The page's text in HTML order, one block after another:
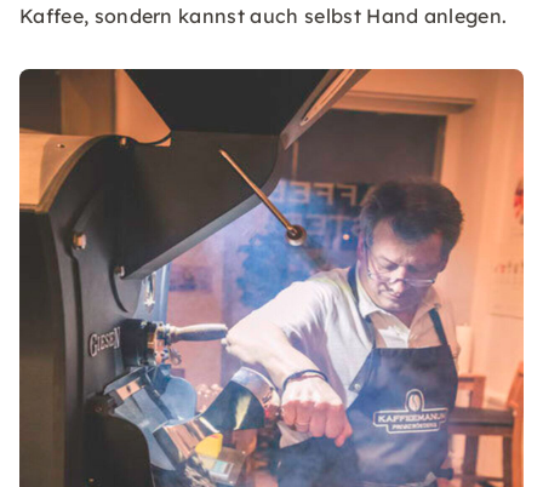
Kaffee, sondern kannst auch selbst Hand anlegen.